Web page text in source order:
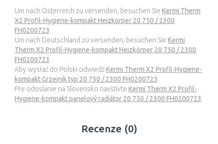
Um nach Österreich zu versenden, besuchen Sie Kermi Therm
X2 Profil-Hygiene-kompakt Heizkörper 20 750 / 2300
FH0200723
Um nach Deutschland zu versenden, besuchen Sie Kermi
Therm X2 Profil-Hygiene-kompakt Heizkörper 20 750 / 2300
FH0200723
Aby wysłać do Polski odwiedźKermi Therm X2 Profil-Hygiene-
kompakt Grzejnik typ 20 750 / 2300 FH0200723
Pre odoslanie na Slovensko navštívte Kermi Therm X2 Profil-
Hygiene-kompakt panelový radiátor 20 750 / 2300 FH0200723
Recenze (0)